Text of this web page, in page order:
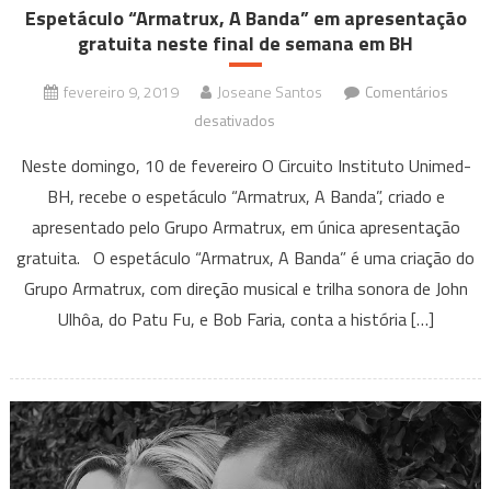
Espetáculo “Armatrux, A Banda” em apresentação
gratuita neste final de semana em BH
fevereiro 9, 2019 Joseane Santos
Comentários
desativados
“Armatrux,
A
Banda”
em
apresentação
gratuita
semana
em
BH
Neste domingo, 10 de fevereiro O Circuito Instituto Unimed-
BH, recebe o espetáculo “Armatrux, A Banda”, criado e
apresentado pelo Grupo Armatrux, em única apresentação
gratuita. O espetáculo “Armatrux, A Banda” é uma criação do
Grupo Armatrux, com direção musical e trilha sonora de John
Ulhôa, do Patu Fu, e Bob Faria, conta a história […]